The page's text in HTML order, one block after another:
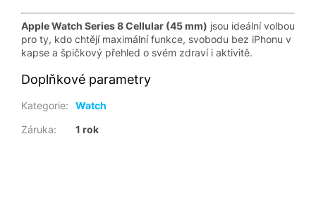
Apple Watch Series 8 Cellular (45 mm) jsou ideální volbou
pro ty, kdo chtějí maximální funkce, svobodu bez iPhonu v
kapse a špičkový přehled o svém zdraví i aktivitě.
Doplňkové parametry
Kategorie:
Watch
Záruka: 1 rok